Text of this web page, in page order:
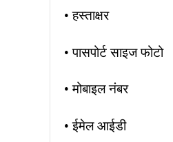
• हस्ताक्षर
• पासपोर्ट साइज फोटो
• मोबाइल नंबर
• ईमेल आईडी